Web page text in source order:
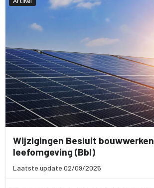
Wijzigingen Besluit bouwwerken
leefomgeving (Bbl)
Laatste update 02/09/2025